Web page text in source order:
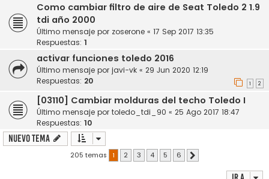
Como cambiar filtro de aire de Seat Toledo 2 1.9
tdi año 2000
Último mensaje por zoserone « 17 Sep 2017 13:35
Respuestas: 1
activar funciones toledo 2016
Último mensaje por javi-vk « 29 Jun 2020 12:19
Respuestas: 20 1 2
[03110] Cambiar molduras del techo Toledo I
Último mensaje por toledo_tdi_90 « 25 Ago 2017 18:47
Respuestas: 10
Nuevo Tema
205 temas 1 2 3 4 5 6